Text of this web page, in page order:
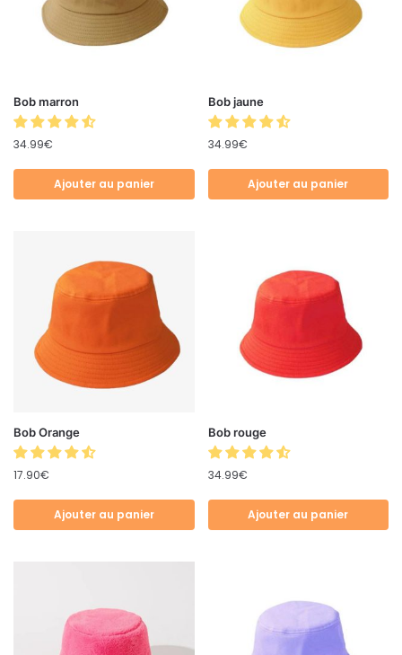
Bob marron
34.99€
Ajouter au panier
Bob jaune
34.99€
Ajouter au panier
Bob Orange
17.90€
Ajouter au panier
Bob rouge
34.99€
Ajouter au panier